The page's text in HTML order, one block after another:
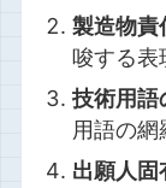
製造物責
唆する表
技術用語
用語の網
出願人固